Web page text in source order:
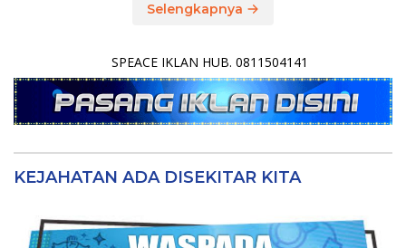
Selengkapnya
SPEACE IKLAN HUB. 0811504141
KEJAHATAN ADA DISEKITAR KITA